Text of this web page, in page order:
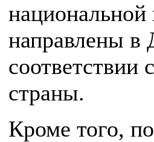
направлены в
соответствии
страны.
Кроме того,